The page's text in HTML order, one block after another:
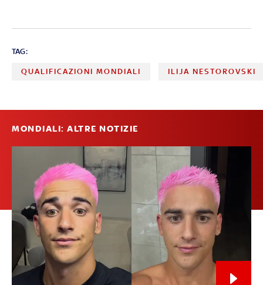
TAG:
QUALIFICAZIONI MONDIALI ILIJA NESTOROVSKI
MONDIALI: ALTRE NOTIZIE